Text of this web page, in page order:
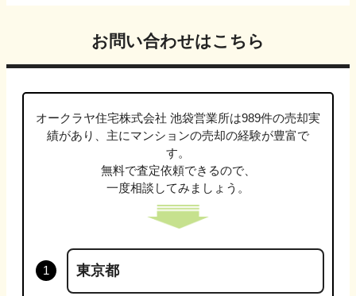
お問い合わせはこちら
オークラヤ住宅株式会社 池袋営業所は989件の売却実
績があり、主にマンションの売却の経験が豊富で
す。
無料で査定依頼できるので、
一度相談してみましょう。